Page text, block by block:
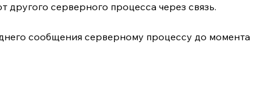
серверного процесса через связь.
сообщения серверному процессу до момента